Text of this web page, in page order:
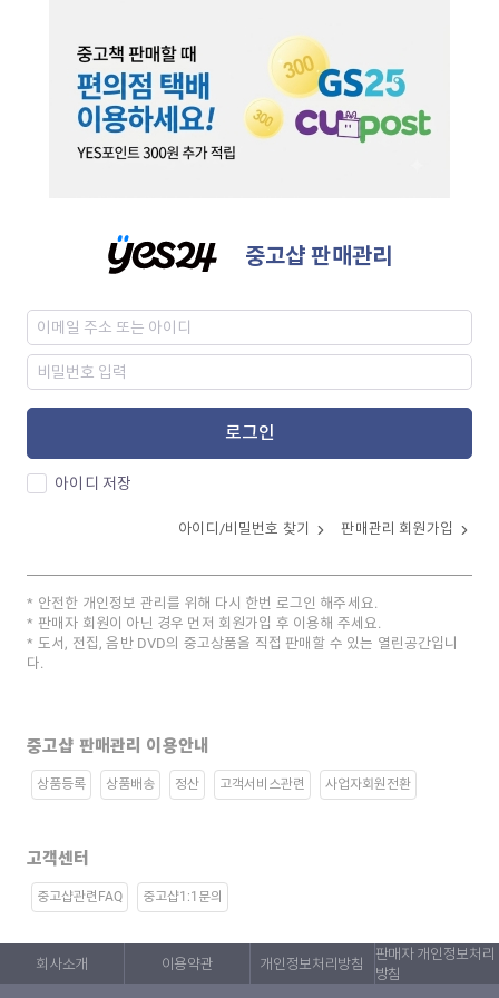
중고샵 판매관리
로그인
아이디 저장
아이디/비밀번호 찾기 판매관리 회원가입
안전한 개인정보 관리를 위해 다시 한번 로그인 해주세요.
판매자 회원이 아닌 경우 먼저 회원가입 후 이용해 주세요.
도서, 전집, 음반 DVD의 중고상품을 직접 판매할 수 있는 열린공간입니
다.
중고샵 판매관리 이용안내
상품등록 상품배송 정산 고객서비스관련 사업자회원전환
고객센터
중고샵관련FAQ 중고샵1:1문의
회사소개 이용약관 개인정보처리방침
판매자 개인정보처리
방침